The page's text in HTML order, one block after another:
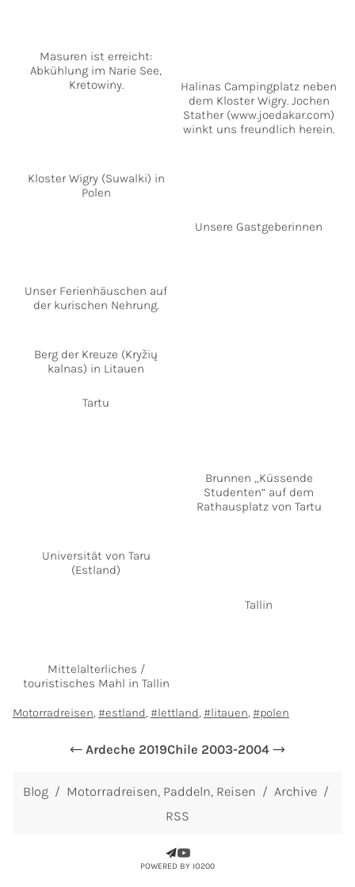
Masuren ist erreicht:
Abkühlung im Narie See,
Kretowiny.
Halinas Campingplatz neben
dem Kloster Wigry. Jochen
Stather (www.joedakar.com)
winkt uns freundlich herein.
Kloster Wigry (Suwalki) in
Polen
Unsere Gastgeberinnen
Unser Ferienhäuschen auf
der kurischen Nehrung.
Berg der Kreuze (Kryžių
kalnas) in Litauen
Tartu
Brunnen „Küssende
Studenten“ auf dem
Rathausplatz von Tartu
Universität von Taru
(Estland)
Tallin
Mittelalterliches /
touristisches Mahl in Tallin
Motorradreisen estland lettland litauen polen
Ardeche 2019Chile 2003-2004
Blog Motorradreisen Paddeln Reisen
Archive
RSS
POWERED BY IO200